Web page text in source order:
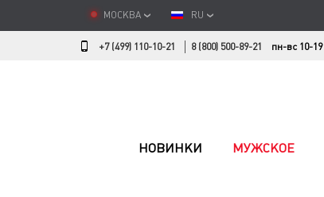
МОСКВА RU
+7 (499) 110-10-21 8 (800) 500-89-21 пн-вс 10-19
НОВИНКИ МУЖСКОЕ